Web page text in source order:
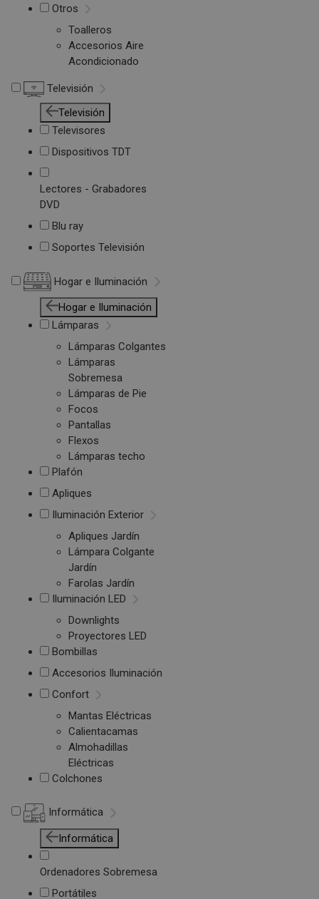
Otros
Toalleros
Accesorios Aire
Acondicionado
Televisión
Televisión
Televisores
Dispositivos TDT
Lectores - Grabadores
DVD
Blu ray
Soportes Televisión
Hogar e Iluminación
Hogar e Iluminación
Lámparas
Lámparas Colgantes
Lámparas
Sobremesa
Lámparas de Pie
Focos
Pantallas
Flexos
Lámparas techo
Plafón
Apliques
Iluminación Exterior
Apliques Jardín
Lámpara Colgante
Jardín
Farolas Jardín
Iluminación LED
Downlights
Proyectores LED
Bombillas
Accesorios Iluminación
Confort
Mantas Eléctricas
Calientacamas
Almohadillas
Eléctricas
Colchones
Informática
Informática
Ordenadores Sobremesa
Portátiles